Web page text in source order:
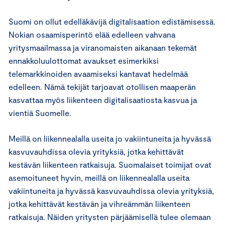
Suomi on ollut edelläkävijä digitalisaation edistämisessä.
Nokian osaamisperintö elää edelleen vahvana
yritysmaailmassa ja viranomaisten aikanaan tekemät
ennakkoluulottomat avaukset esimerkiksi
telemarkkinoiden avaamiseksi kantavat hedelmää
edelleen. Nämä tekijät tarjoavat otollisen maaperän
kasvattaa myös liikenteen digitalisaatiosta kasvua ja
vientiä Suomelle.
Meillä on liikennealalla useita jo vakiintuneita ja hyvässä
kasvuvauhdissa olevia yrityksiä, jotka kehittävät
kestävän liikenteen ratkaisuja. Suomalaiset toimijat ovat
asemoituneet hyvin, meillä on liikennealalla useita
vakiintuneita ja hyvässä kasvuvauhdissa olevia yrityksiä,
jotka kehittävät kestävän ja vihreämmän liikenteen
ratkaisuja. Näiden yritysten pärjäämisellä tulee olemaan